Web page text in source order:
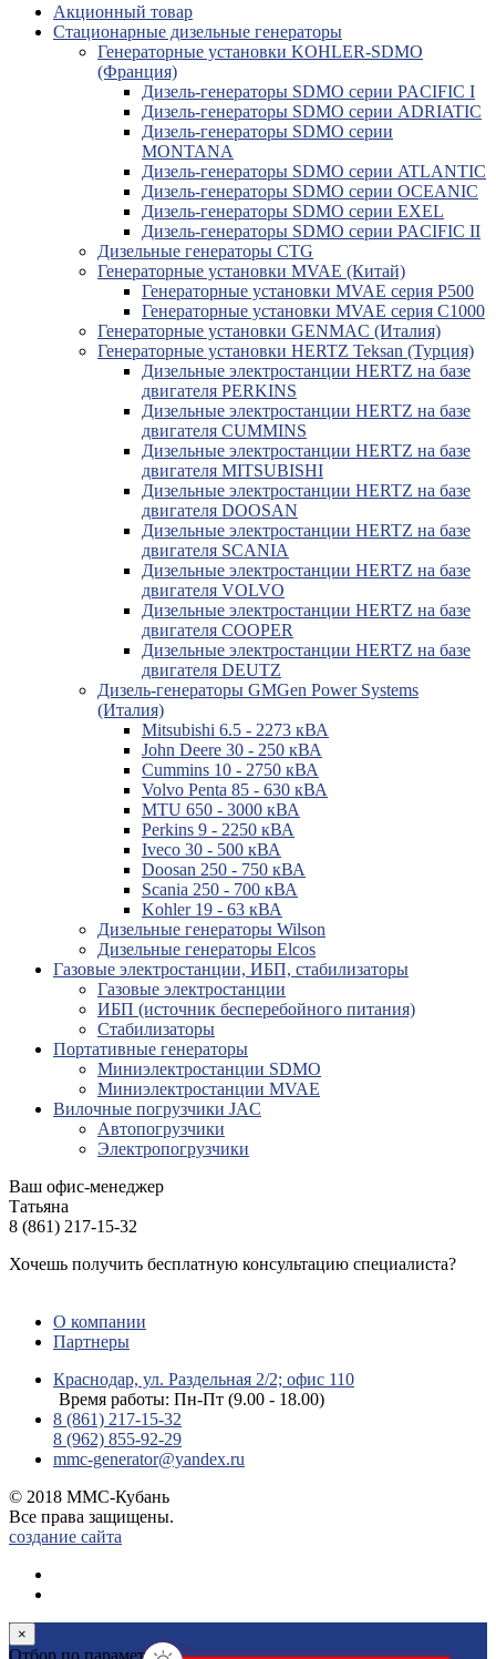
Акционный товар
Стационарные дизельные генераторы
Генераторные установки KOHLER-SDMO
(Франция)
Дизель-генераторы SDMO серии PACIFIC I
Дизель-генераторы SDMO серии ADRIATIC
Дизель-генераторы SDMO серии
MONTANA
Дизель-генераторы SDMO серии ATLANTIC
Дизель-генераторы SDMO серии OCEANIC
Дизель-генераторы SDMO серии EXEL
Дизель-генераторы SDMO серии PACIFIC II
Дизельные генераторы CTG
Генераторные установки MVAE (Китай)
Генераторные установки MVAE серия P500
Генераторные установки MVAE серия C1000
Генераторные установки GENMAC (Италия)
Генераторные установки HERTZ Teksan (Турция)
Дизельные электростанции HERTZ на базе
двигателя PERKINS
Дизельные электростанции HERTZ на базе
двигателя CUMMINS
Дизельные электростанции HERTZ на базе
двигателя MITSUBISHI
Дизельные электростанции HERTZ на базе
двигателя DOOSAN
Дизельные электростанции HERTZ на базе
двигателя SCANIA
Дизельные электростанции HERTZ на базе
двигателя VOLVO
Дизельные электростанции HERTZ на базе
двигателя COOPER
Дизельные электростанции HERTZ на базе
двигателя DEUTZ
Дизель-генераторы GMGen Power Systems
(Италия)
Mitsubishi 6.5 - 2273 кВА
John Deere 30 - 250 кВА
Cummins 10 - 2750 кВА
Volvo Penta 85 - 630 кВА
MTU 650 - 3000 кВА
Perkins 9 - 2250 кВА
Iveco 30 - 500 кВА
Doosan 250 - 750 кВА
Scania 250 - 700 кВА
Kohler 19 - 63 кВА
Дизельные генераторы Wilson
Дизельные генераторы Elcos
Газовые электростанции, ИБП, стабилизаторы
Газовые электростанции
ИБП (источник бесперебойного питания)
Стабилизаторы
Портативные генераторы
Миниэлектростанции SDMO
Миниэлектростанции MVAE
Вилочные погрузчики JAC
Авто­погрузчики
Электро­погрузчики
Ваш офис-менеджер
Татьяна
8 (861) 217-15-32
Хочешь получить бесплатную консультацию специалиста?
О компании
Партнеры
Краснодар, ул. Раздельная 2/2; офис 110
Время работы: Пн-Пт (9.00 - 18.00)
8 (861) 217-15-32
8 (962) 855-92-29
mmc-generator@yandex.ru
© 2018 ММС-Кубань
Все права защищены.
создание сайта
×
Отбор по параметрам